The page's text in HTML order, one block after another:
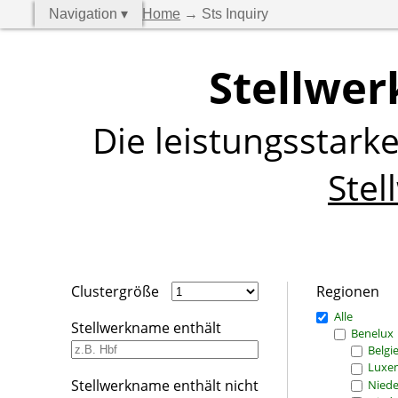
Navigation ▾ Home → Sts Inquiry
Die
Clustergröße
Stellwerkname enthält
Stellwerkname enthält nicht
Regionen
Alle
Benelux